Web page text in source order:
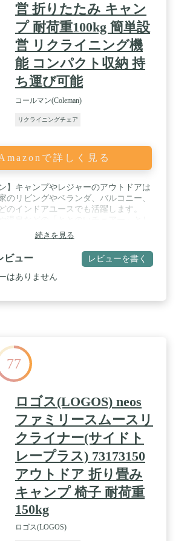
営 折りたたみ キャン
プ 耐荷重100kg 簡単設
営 リクライニング機
能 コンパクト収納 持
ち運び可能
コールマン(Coleman)
リクライニングチェア
で詳しく見る
】キャンプやレジャーのアウトドアは
のリビングやベランダ、バルコニー、
のインドアユースでも活躍します。
。 / 【通気性の良いシート】メッシュ
は通気性抜群で、長時間くつろいでも
暑い季節でも快適です。 水濡れに強
のでお手入れも簡単です。 / 【最上の
ートとフレームは伸縮性のあるエラス
に便利なハンドル付きで、収納時はコ
り畳めるので保管場所をとりません。
ニング】 アームレスト部分にあるロ
お好みの角度にリクライニング可能で
レバーは座ったまま調整できます。
ト】 リクライニングと連動してフッ
り上がるので、リラックス感をより増
。 【ヘッドレスト】頭部から腰部ま
位置に移動できるヘッドレストを装
わせて快適なポジションが選べま
質】シートにはPVC加工ポリエステ
しているため、汚れや水濡れに強く、
単です。フレームには丈夫なスチール
ています。 / 【サイズ】使用時:約
使用時(最大):約
収納時:約140×690×900(h)mm/重
【仕様】座面幅:約460mm/座面高:約
続きを見る
ビュー レビューを書く
はありません
77
ロゴス(LOGOS) neos
ファミリースムースリ
クライナー(サイドト
レープラス) 73173150
アウトドア 折り畳み
キャンプ 椅子 耐荷重
150kg
ロゴス(LOGOS)